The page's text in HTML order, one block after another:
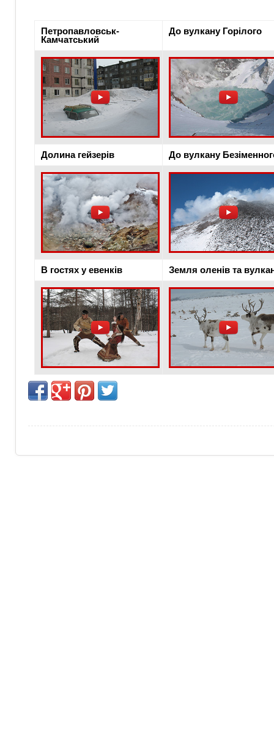
Петропавловськ-
Камчатський
До вулкану Горілого
Долина гейзерів До вулкану
В гостях у евенків Земля оленів та